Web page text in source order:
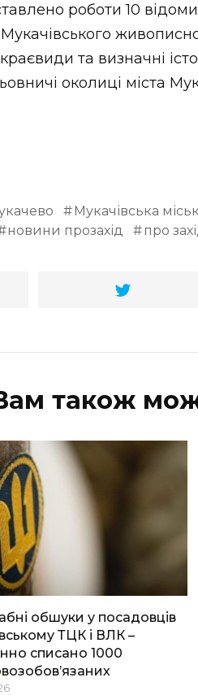
роботи 10
та визначні
околиці міста
Мукачівська
новини прозахід про
також
обшуки у посадовців
ТЦК і ВЛК –
списано 1000